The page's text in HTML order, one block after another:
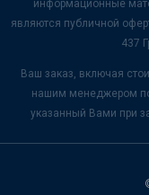
информационные
являются публичной
437
Ваш заказ, включая
нашим менеджером
указанный Вами при